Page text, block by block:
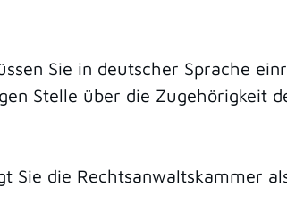
Sie in deutscher Sprache
Stelle über die Zugehörigkeit
Sie die Rechtsanwaltskammer